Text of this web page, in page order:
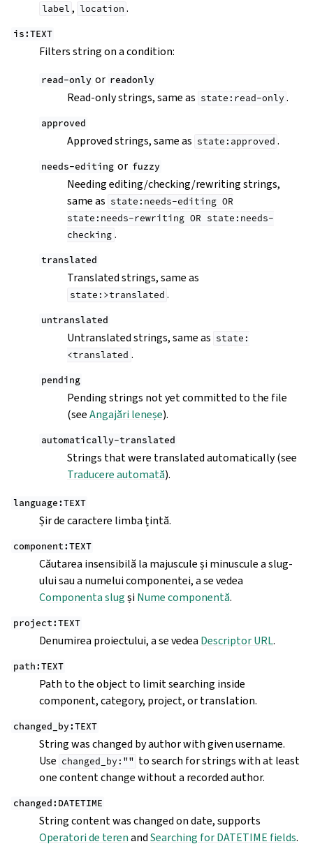
label , location .
is:TEXT
Filters string on a condition:
read-only or readonly
Read-only strings, same as state:read-only .
approved
Approved strings, same as state:approved .
needs-editing or fuzzy
Needing editing/checking/rewriting strings,
same as state:needs-editing OR
state:needs-rewriting OR state:needs-
checking .
translated
Translated strings, same as
state:>translated .
untranslated
Untranslated strings, same as state:
<translated .
pending
Pending strings not yet committed to the file
(seeAngajări leneșe).
automatically-translated
Strings that were translated automatically (see
Traducere automată).
language:TEXT
Șir de caractere limba țintă.
component:TEXT
Căutarea insensibilă la majuscule și minuscule a slug-
ului sau a numelui componentei, a se vedea
Componenta slugșiNume componentă.
project:TEXT
Denumirea proiectului, a se vedea Descriptor URL.
path:TEXT
Path to the object to limit searching inside
component, category, project, or translation.
changed_by:TEXT
String was changed by author with given username.
Use changed_by:"" to search for strings with at least
one content change without a recorded author.
changed:DATETIME
String content was changed on date, supports
Operatori de terenandSearching for DATETIME fields.